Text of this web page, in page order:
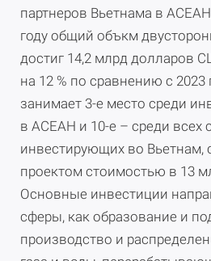
партнеров Вьетнама в
году общий объкм
достиг 14,2 млрд долларов
на 12 % по сравнению с
занимает 3-е место среди
в АСЕАН и 10-е – среди всех
инвестирующих во Вьетнам,
проектом стоимостью в 13
Основные инвестиции
сферы, как образование и
производство и